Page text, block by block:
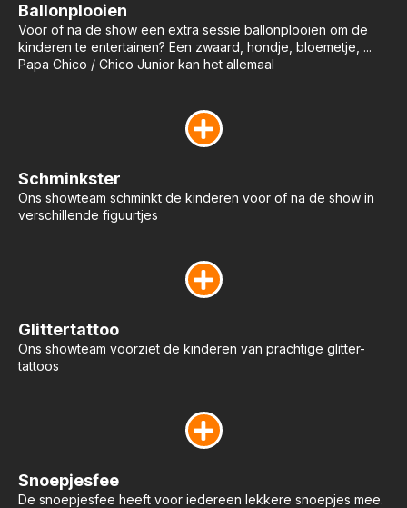
Ballonplooien
Voor of na de show een extra sessie ballonplooien om de
kinderen te entertainen? Een zwaard, hondje, bloemetje, ...
Papa Chico / Chico Junior kan het allemaal
Schminkster
Ons showteam schminkt de kinderen voor of na de show in
verschillende figuurtjes
Glittertattoo
Ons showteam voorziet de kinderen van prachtige glitter-
tattoos
Snoepjesfee
De snoepjesfee heeft voor iedereen lekkere snoepjes mee.